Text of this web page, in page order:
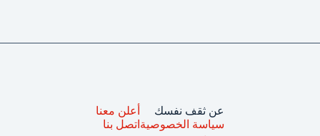
عن ثقف نفسك
سياسة الخصوصية
أعلن معنا
اتصل بنا